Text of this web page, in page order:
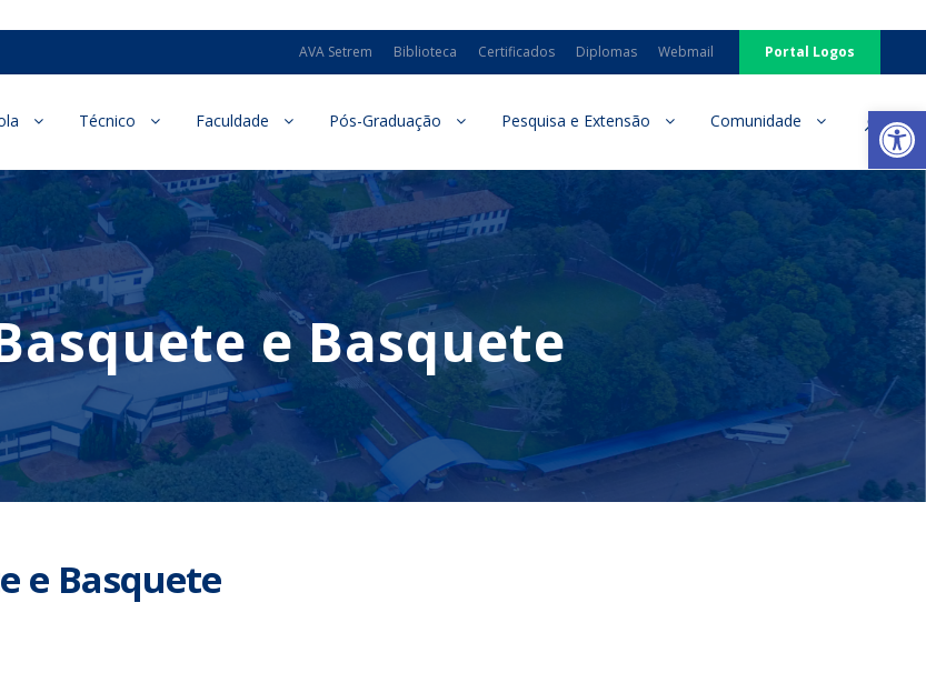
AVA Setrem Biblioteca Certificados Diplomas Webmail Portal Logos
Técnico Faculdade Pós-Graduação Pesquisa e Extensão Comunidade
e Basquete
e Basquete